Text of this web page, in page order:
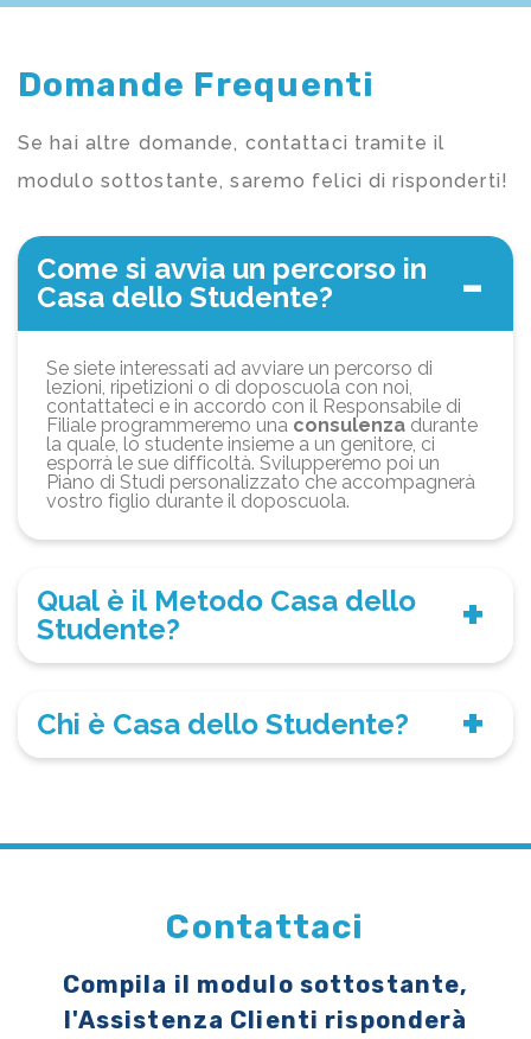
Domande Frequenti
Se hai altre domande, contattaci tramite il
modulo sottostante, saremo felici di risponderti!
Come si avvia un percorso in
Casa dello Studente?
Se siete interessati ad avviare un percorso di
lezioni, ripetizioni o di doposcuola con noi,
contattateci e in accordo con il Responsabile di
Filiale programmeremo una consulenza durante
la quale, lo studente insieme a un genitore, ci
esporrà le sue difficoltà. Svilupperemo poi un
Piano di Studi personalizzato che accompagnerà
vostro figlio durante il doposcuola.
Qual è il Metodo Casa dello
Studente?
Chi è Casa dello Studente?
Contattaci
Compila il modulo sottostante,
l'Assistenza Clienti risponderà